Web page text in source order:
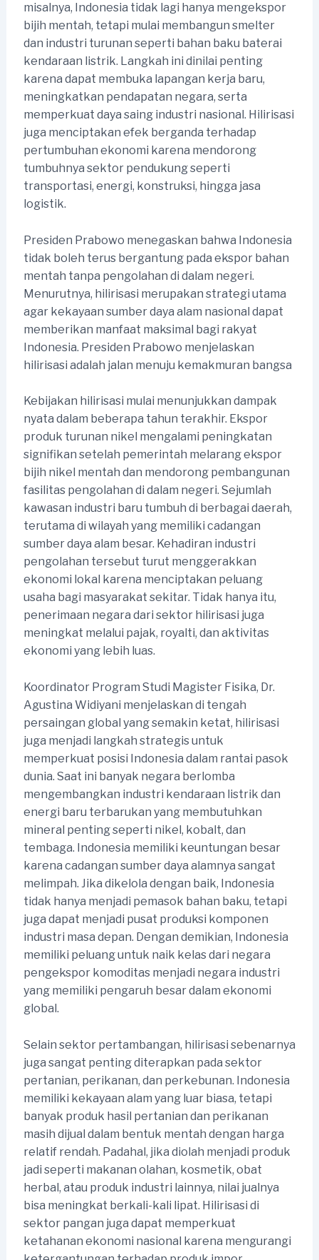
misalnya, Indonesia tidak lagi hanya mengekspor
bijih mentah, tetapi mulai membangun smelter
dan industri turunan seperti bahan baku baterai
kendaraan listrik. Langkah ini dinilai penting
karena dapat membuka lapangan kerja baru,
meningkatkan pendapatan negara, serta
memperkuat daya saing industri nasional. Hilirisasi
juga menciptakan efek berganda terhadap
pertumbuhan ekonomi karena mendorong
tumbuhnya sektor pendukung seperti
transportasi, energi, konstruksi, hingga jasa
logistik.
Presiden Prabowo menegaskan bahwa Indonesia
tidak boleh terus bergantung pada ekspor bahan
mentah tanpa pengolahan di dalam negeri.
Menurutnya, hilirisasi merupakan strategi utama
agar kekayaan sumber daya alam nasional dapat
memberikan manfaat maksimal bagi rakyat
Indonesia. Presiden Prabowo menjelaskan
hilirisasi adalah jalan menuju kemakmuran bangsa
Kebijakan hilirisasi mulai menunjukkan dampak
nyata dalam beberapa tahun terakhir. Ekspor
produk turunan nikel mengalami peningkatan
signifikan setelah pemerintah melarang ekspor
bijih nikel mentah dan mendorong pembangunan
fasilitas pengolahan di dalam negeri. Sejumlah
kawasan industri baru tumbuh di berbagai daerah,
terutama di wilayah yang memiliki cadangan
sumber daya alam besar. Kehadiran industri
pengolahan tersebut turut menggerakkan
ekonomi lokal karena menciptakan peluang
usaha bagi masyarakat sekitar. Tidak hanya itu,
penerimaan negara dari sektor hilirisasi juga
meningkat melalui pajak, royalti, dan aktivitas
ekonomi yang lebih luas.
Koordinator Program Studi Magister Fisika, Dr.
Agustina Widiyani menjelaskan di tengah
persaingan global yang semakin ketat, hilirisasi
juga menjadi langkah strategis untuk
memperkuat posisi Indonesia dalam rantai pasok
dunia. Saat ini banyak negara berlomba
mengembangkan industri kendaraan listrik dan
energi baru terbarukan yang membutuhkan
mineral penting seperti nikel, kobalt, dan
tembaga. Indonesia memiliki keuntungan besar
karena cadangan sumber daya alamnya sangat
melimpah. Jika dikelola dengan baik, Indonesia
tidak hanya menjadi pemasok bahan baku, tetapi
juga dapat menjadi pusat produksi komponen
industri masa depan. Dengan demikian, Indonesia
memiliki peluang untuk naik kelas dari negara
pengekspor komoditas menjadi negara industri
yang memiliki pengaruh besar dalam ekonomi
global.
Selain sektor pertambangan, hilirisasi sebenarnya
juga sangat penting diterapkan pada sektor
pertanian, perikanan, dan perkebunan. Indonesia
memiliki kekayaan alam yang luar biasa, tetapi
banyak produk hasil pertanian dan perikanan
masih dijual dalam bentuk mentah dengan harga
relatif rendah. Padahal, jika diolah menjadi produk
jadi seperti makanan olahan, kosmetik, obat
herbal, atau produk industri lainnya, nilai jualnya
bisa meningkat berkali-kali lipat. Hilirisasi di
sektor pangan juga dapat memperkuat
ketahanan ekonomi nasional karena mengurangi